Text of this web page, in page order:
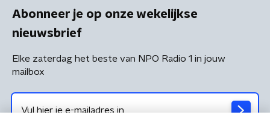
Abonneer je op onze wekelijkse
nieuwsbrief
Elke zaterdag het beste van NPO Radio 1 in jouw
mailbox